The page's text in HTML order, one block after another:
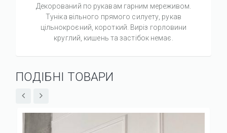
Декорований по рукавам гарним мереживом.
Туніка вільного прямого силуету, рукав
цільнокроєний, короткий. Виріз горловини
круглий, кишень та застібок немає.
ПОДІБНІ ТОВАРИ